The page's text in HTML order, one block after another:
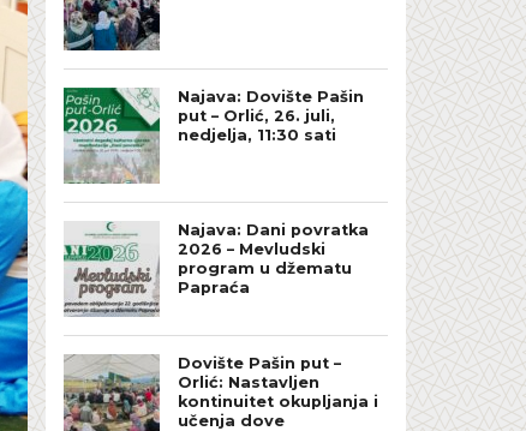
Najava: Dovište Pašin
put – Orlić, 26. juli,
nedjelja, 11:30 sati
Najava: Dani povratka
2026 – Mevludski
program u džematu
Papraća
Dovište Pašin put –
Orlić: Nastavljen
kontinuitet okupljanja i
učenja dove